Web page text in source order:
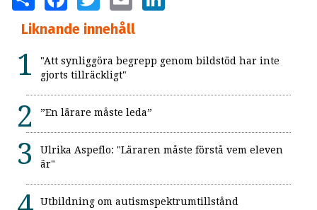
Liknande innehåll
"Att synliggöra begrepp genom bildstöd har inte
gjorts tillräckligt"
”En lärare måste leda”
Ulrika Aspeflo: "Läraren måste förstå vem eleven
är"
Utbildning om autismspektrumtillstånd